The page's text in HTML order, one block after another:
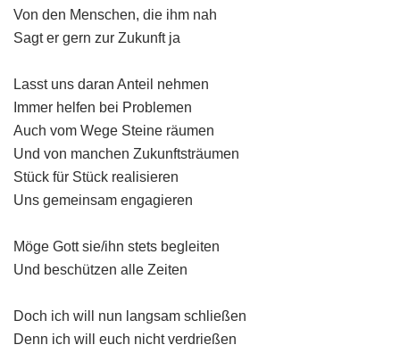
Von den Menschen, die ihm nah
Sagt er gern zur Zukunft ja
Lasst uns daran Anteil nehmen
Immer helfen bei Problemen
Auch vom Wege Steine räumen
Und von manchen Zukunftsträumen
Stück für Stück realisieren
Uns gemeinsam engagieren
Möge Gott sie/ihn stets begleiten
Und beschützen alle Zeiten
Doch ich will nun langsam schließen
Denn ich will euch nicht verdrießen